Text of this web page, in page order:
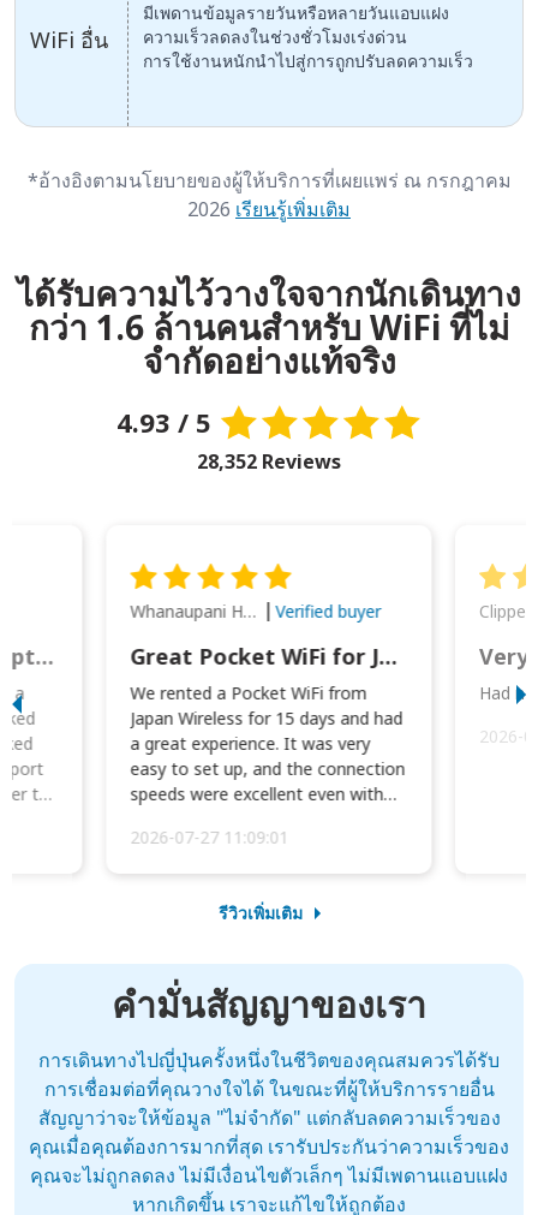
WiFi อื่น
มีเพดานข้อมูลรายวันหรือหลายวันแอบแฝง
ความเร็วลดลงในช่วงชั่วโมงเร่งด่วน
การใช้งานหนักนำไปสู่การถูกปรับลดความเร็ว
*อ้างอิงตามนโยบายของผู้ให้บริการที่เผยแพร่ ณ กรกฎาคม
2026 เรียนรู้เพิ่มเติม
ได้รับความไว้วางใจจากนักเดินทาง
กว่า 1.6 ล้านคนสำหรับ WiFi ที่ไม่
จำกัดอย่างแท้จริง
4.93 / 5
28,352 Reviews
This was wonderful option to a family of four. Everything worked smoothly.
a
to
Whanaupani Henry Joseph Macown Verified buyer
Great Pocket WiFi for Japan Travel
We rented a Pocket WiFi from
Japan Wireless for 15 days and had
a great experience. It was very
easy to set up, and the connection
speeds were excellent even with
2026-07-27 11:09:01
Very
Had
2026-
รีวิวเพิ่มเติม
คำมั่นสัญญาของเรา
การเดินทางไปญี่ปุ่นครั้งหนึ่งในชีวิตของคุณสมควรได้รับ
การเชื่อมต่อที่คุณวางใจได้ ในขณะที่ผู้ให้บริการรายอื่น
สัญญาว่าจะให้ข้อมูล "ไม่จำกัด" แต่กลับลดความเร็วของ
คุณเมื่อคุณต้องการมากที่สุด เรารับประกันว่าความเร็วของ
คุณจะไม่ถูกลดลง ไม่มีเงื่อนไขตัวเล็กๆ ไม่มีเพดานแอบแฝง
หากเกิดขึ้น เราจะแก้ไขให้ถูกต้อง